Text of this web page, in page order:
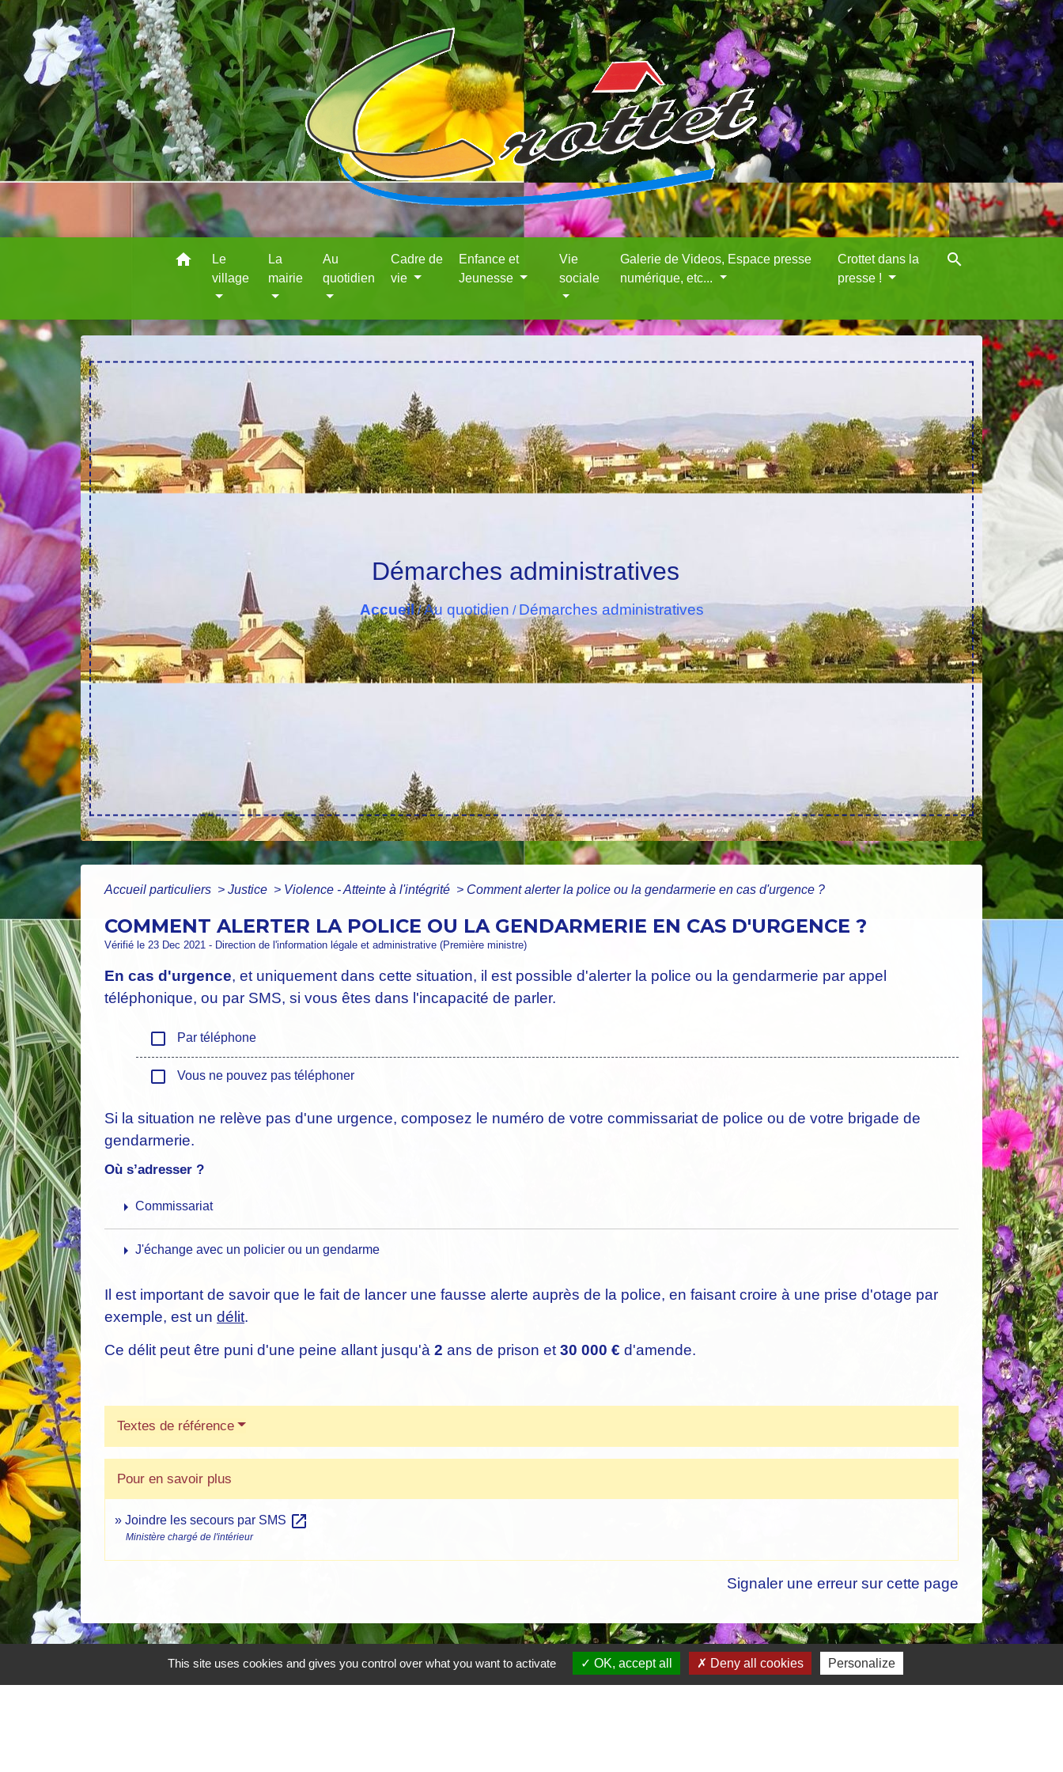
home
Le
village
La
mairie
Au
quotidien
Cadre de
vie
Enfance et
Jeunesse
Vie
sociale
Galerie de Videos, Espace presse
numérique, etc...
Crottet dans la
presse !
search
Démarches administratives
Accueil/Au quotidien / Démarches administratives
Accueil particuliers > Justice > Violence - Atteinte à l'intégrité > Comment alerter la police ou la gendarmerie en cas d'urgence ?
COMMENT ALERTER LA POLICE OU LA GENDARMERIE EN CAS D'URGENCE ?
Vérifié le 23 Dec 2021 - Direction de l'information légale et administrative (Première ministre)
En cas d'urgence, et uniquement dans cette situation, il est possible d'alerter la police ou la gendarmerie par appel
téléphonique, ou par SMS, si vous êtes dans l'incapacité de parler.
check_box_outline_blank Par téléphone
check_box_outline_blank Vous ne pouvez pas téléphoner
Si la situation ne relève pas d'une urgence, composez le numéro de votre commissariat de police ou de votre brigade de
gendarmerie.
Où s’adresser ?
arrow_right Commissariat
arrow_right J'échange avec un policier ou un gendarme
Il est important de savoir que le fait de lancer une fausse alerte auprès de la police, en faisant croire à une prise d'otage par
exemple, est un délit.
Ce délit peut être puni d'une peine allant jusqu'à 2 ans de prison et 30 000 € d'amende.
Textes de référence
Pour en savoir plus
Joindre les secours par SMS open_in_new
Ministère chargé de l'intérieur
Signaler une erreur sur cette page
Contacts
This site uses cookies and gives you control over what you want to activate OK, accept all Deny all cookies Personalize